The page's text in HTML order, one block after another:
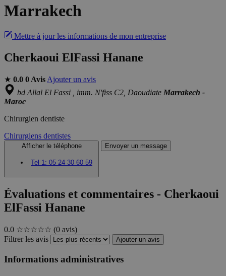
Marrakech
Mettre à jour les informations de mon entreprise
Cherkaoui ElFassi Hanane
★ 0.0 0 Avis Ajouter un avis
bd Allal El Fassi , imm. N'fiss C2, Daoudiate Marrakech -
Maroc
Chirurgien dentiste
Chirurgiens dentistes
Afficher le téléphone
Tel 1: 05 24 30 60 59
Envoyer un message
Évaluations et commentaires - Cherkaoui
ElFassi Hanane
0.0 ☆☆☆☆☆ (0 avis)
Filtrer les avis
Ajouter un avis
Informations administratives